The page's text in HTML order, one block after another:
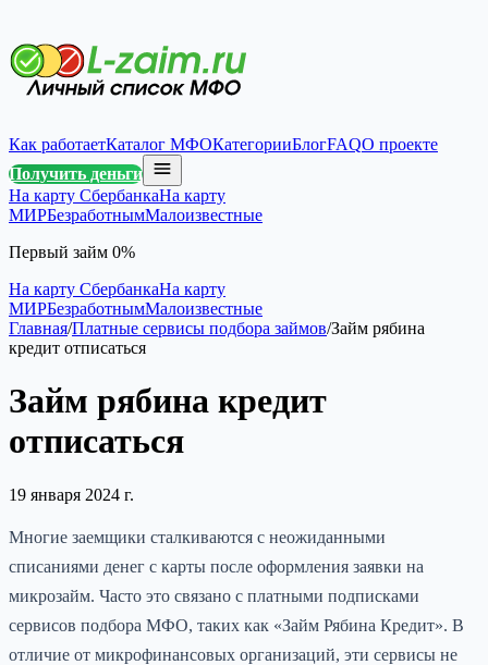
Как работаетКаталог МФОКатегорииБлогFAQО проекте
Получить деньги
На карту СбербанкаНа карту
МИРБезработнымМалоизвестные
Первый займ 0%
На карту СбербанкаНа карту
МИРБезработнымМалоизвестные
Главная/Платные сервисы подбора займов/Займ рябина
кредит отписаться
Займ рябина кредит
отписаться
19 января 2024 г.
Многие заемщики сталкиваются с неожиданными
списаниями денег с карты после оформления заявки на
микрозайм. Часто это связано с платными подписками
сервисов подбора МФО, таких как «Займ Рябина Кредит». В
отличие от микрофинансовых организаций, эти сервисы не